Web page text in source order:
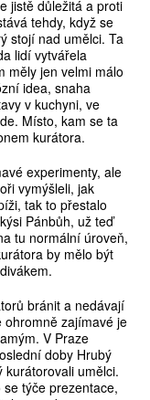
jistě důležitá a proti
tehdy, když se
stojí nad umělci. Ta
lidí vytvářela
měly jen velmi málo
idea, snaha
v kuchyni, ve
Místo, kam se ta
kurátora.
experimenty, ale
vymýšleli, jak
tak to přestalo
Pánbůh, už teď
tu normální úroveň,
by mělo být
bránit a nedávají
ohromně zajímavé je
V Praze
doby Hrubý
umělci.
týče prezentace,